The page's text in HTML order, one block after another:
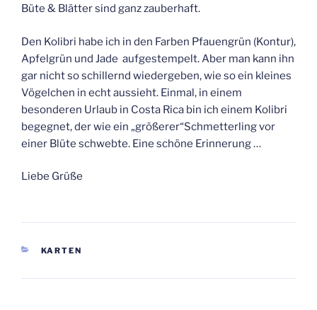
Büte & Blätter sind ganz zauberhaft.
Den Kolibri habe ich in den Farben Pfauengrün (Kontur),
Apfelgrün und Jade aufgestempelt. Aber man kann ihn
gar nicht so schillernd wiedergeben, wie so ein kleines
Vögelchen in echt aussieht. Einmal, in einem
besonderen Urlaub in Costa Rica bin ich einem Kolibri
begegnet, der wie ein „größerer“Schmetterling vor
einer Blüte schwebte. Eine schöne Erinnerung …
Liebe Grüße
KATEGORIEN
KARTEN